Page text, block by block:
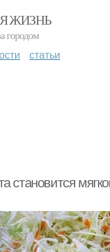
ЖИЗНЬ
городом
статьи
становится